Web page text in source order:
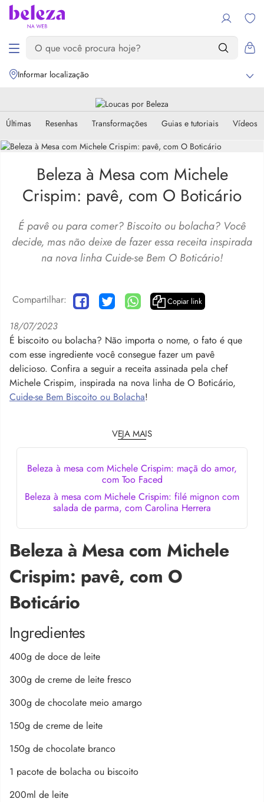
Informar localização
Últimas Resenhas Transformações Guias e tutoriais Vídeos
Beleza à Mesa com Michele
Crispim: pavê, com O Boticário
É pavê ou para comer? Biscoito ou bolacha? Você
decide, mas não deixe de fazer essa receita inspirada
na nova linha Cuide-se Bem O Boticário!
Compartilhar: Copiar link
18/07/2023
É biscoito ou bolacha? Não importa o nome, o fato é que
com esse ingrediente você consegue fazer um pavê
delicioso. Confira a seguir a receita assinada pela chef
Michele Crispim, inspirada na nova linha de O Boticário,
Cuide-se Bem Biscoito ou Bolacha!
VEJA MAIS
Beleza à mesa com Michele Crispim: maçã do amor,
com Too Faced
Beleza à mesa com Michele Crispim: filé mignon com
salada de parma, com Carolina Herrera
Beleza à Mesa com Michele
Crispim: pavê, com O
Boticário
Ingredientes
400g de doce de leite
300g de creme de leite fresco
300g de chocolate meio amargo
150g de creme de leite
150g de chocolate branco
1 pacote de bolacha ou biscoito
200ml de leite